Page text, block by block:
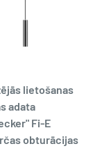
lietošanas
adata
Fi-E
obturācijas